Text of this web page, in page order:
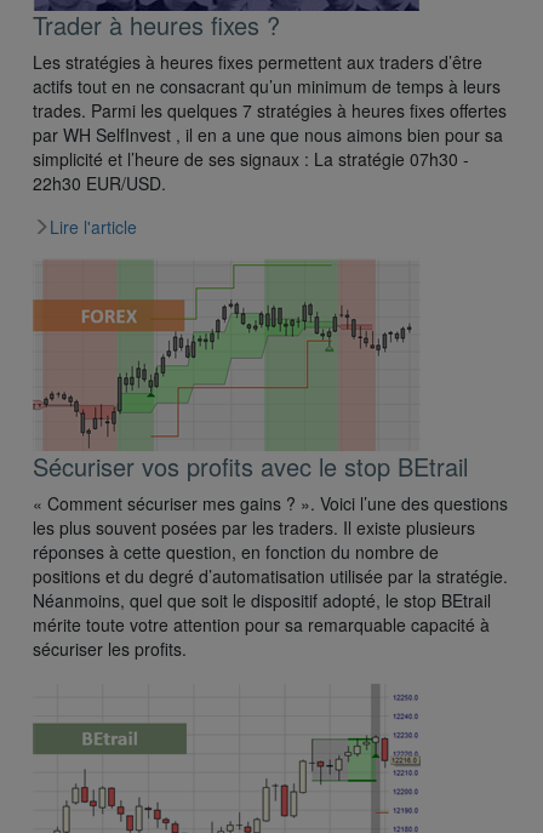
Trader à heures fixes ?
Les stratégies à heures fixes permettent aux traders d’être
actifs tout en ne consacrant qu’un minimum de temps à leurs
trades. Parmi les quelques 7 stratégies à heures fixes offertes
par WH SelfInvest , il en a une que nous aimons bien pour sa
simplicité et l’heure de ses signaux : La stratégie 07h30 -
22h30 EUR/USD.
Lire l'article
Sécuriser vos profits avec le stop BEtrail
« Comment sécuriser mes gains ? ». Voici l’une des questions
les plus souvent posées par les traders. Il existe plusieurs
réponses à cette question, en fonction du nombre de
positions et du degré d’automatisation utilisée par la stratégie.
Néanmoins, quel que soit le dispositif adopté, le stop BEtrail
mérite toute votre attention pour sa remarquable capacité à
sécuriser les profits.